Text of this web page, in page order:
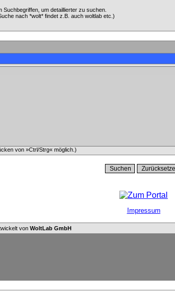
Suchbegriffen, um detaillierter zu suchen.
nach *wolt* findet z.B. auch woltlab etc.)
von »Ctrl/Strg« möglich.)
Impressum
von WoltLab GmbH